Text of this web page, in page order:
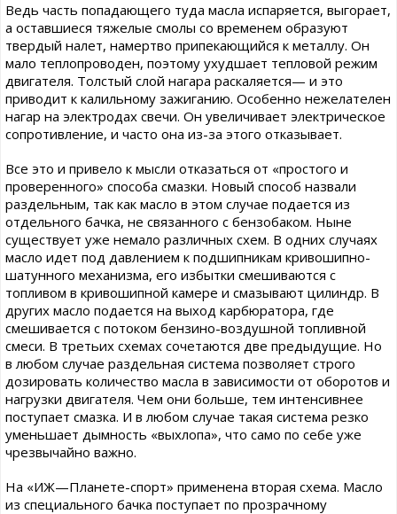
Ведь часть попадающего туда масла испаряется, выгорает,
а оставшиеся тяжелые смолы со временем образуют
твердый налет, намертво припекающийся к металлу. Он
мало теплопроводен, поэтому ухудшает тепловой режим
двигателя. Толстый слой нагара раскаляется— и это
приводит к калильному зажиганию. Особенно нежелателен
нагар на электродах свечи. Он увеличивает электрическое
сопротивление, и часто она из-за этого отказывает.
Все это и привело к мысли отказаться от «простого и
проверенного» способа смазки. Новый способ назвали
раздельным, так как масло в этом случае подается из
отдельного бачка, не связанного с бензобаком. Ныне
существует уже немало различных схем. В одних случаях
масло идет под давлением к подшипникам кривошипно-
шатунного механизма, его избытки смешиваются с
топливом в кривошипной камере и смазывают цилиндр. В
других масло подается на выход карбюратора, где
смешивается с потоком бензино-воздушной топливной
смеси. В третьих схемах сочетаются две предыдущие. Но
в любом случае раздельная система позволяет строго
дозировать количество масла в зависимости от оборотов и
нагрузки двигателя. Чем они больше, тем интенсивнее
поступает смазка. И в любом случае такая система резко
уменьшает дымность «выхлопа», что само по себе уже
чрезвычайно важно.
На «ИЖ—Планете-спорт» применена вторая схема. Масло
из специального бачка поступает по прозрачному